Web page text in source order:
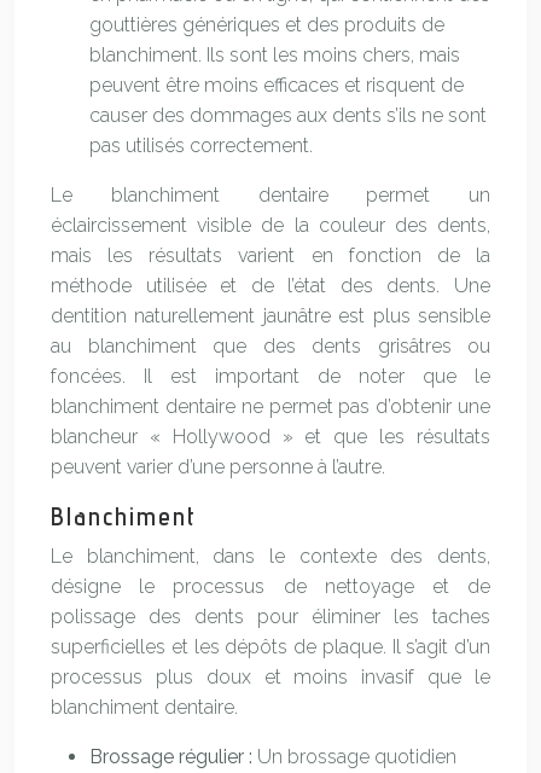
gouttières génériques et des produits de
blanchiment. Ils sont les moins chers, mais
peuvent être moins efficaces et risquent de
causer des dommages aux dents s’ils ne sont
pas utilisés correctement.
Le blanchiment dentaire permet un
éclaircissement visible de la couleur des dents,
mais les résultats varient en fonction de la
méthode utilisée et de l’état des dents. Une
dentition naturellement jaunâtre est plus sensible
au blanchiment que des dents grisâtres ou
foncées. Il est important de noter que le
blanchiment dentaire ne permet pas d’obtenir une
blancheur « Hollywood » et que les résultats
peuvent varier d’une personne à l’autre.
Blanchiment
Le blanchiment, dans le contexte des dents,
désigne le processus de nettoyage et de
polissage des dents pour éliminer les taches
superficielles et les dépôts de plaque. Il s’agit d’un
processus plus doux et moins invasif que le
blanchiment dentaire.
Brossage régulier : Un brossage quotidien